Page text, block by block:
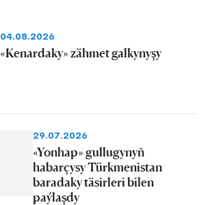
04.08.2026
«Kenardaky» zähmet galkynyşy
29.07.2026
«Yonhap» gullugynyň
habarçysy Türkmenistan
baradaky täsirleri bilen
paýlaşdy